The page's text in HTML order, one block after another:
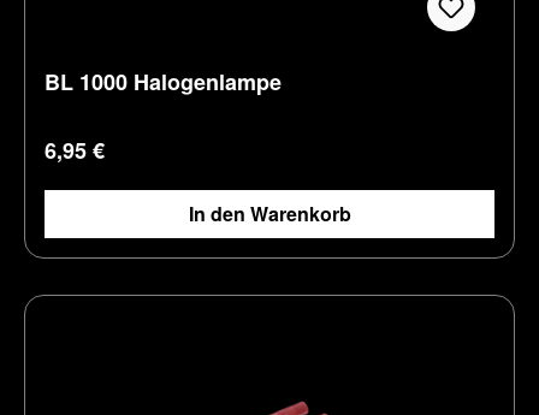
BL 1000 Halogenlampe
Regulärer Preis:
6,95 €
In den Warenkorb